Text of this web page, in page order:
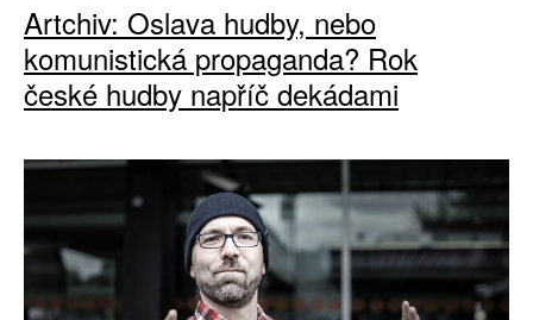
Artchiv: Oslava hudby, nebo
komunistická propaganda? Rok
české hudby napříč dekádami